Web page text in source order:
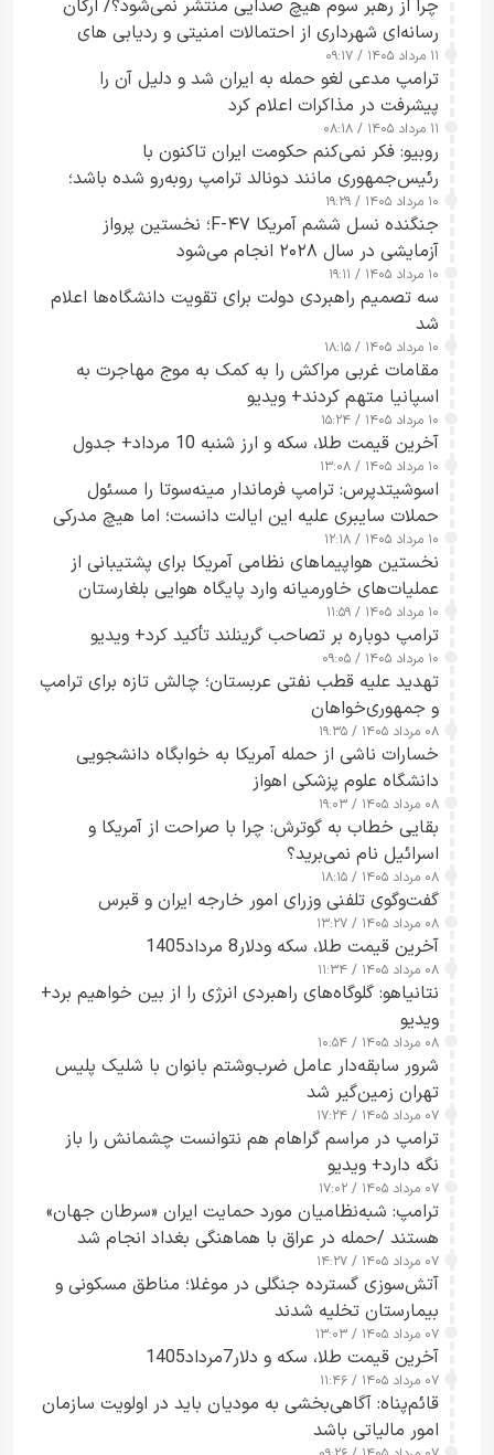
چرا از رهبر سوم هیچ صدایی منتشر نمی‌شود؟/ ارگان
رسانه‌ای شهرداری از احتمالات امنیتی و ردیابی های
جاسوسی گفت
۱۱ مرداد ۱۴۰۵ / ۰۹:۱۷
ترامپ مدعی لغو حمله به ایران شد و دلیل آن را
پیشرفت در مذاکرات اعلام کرد
۱۱ مرداد ۱۴۰۵ / ۰۸:۱۸
روبیو: فکر نمی‌کنم حکومت ایران تاکنون با
رئیس‌جمهوری مانند دونالد ترامپ روبه‌رو شده باشد؛
کسی که واقعاً دست به اقدام می‌زند
۱۰ مرداد ۱۴۰۵ / ۱۹:۲۹
جنگنده نسل ششم آمریکا F-۴۷؛ نخستین پرواز
آزمایشی در سال ۲۰۲۸ انجام می‌شود
۱۰ مرداد ۱۴۰۵ / ۱۹:۱۱
سه تصمیم راهبردی دولت برای تقویت دانشگاه‌ها اعلام
شد
۱۰ مرداد ۱۴۰۵ / ۱۸:۱۵
مقامات غربی مراکش را به کمک به موج مهاجرت به
اسپانیا متهم کردند+ ویدیو
۱۰ مرداد ۱۴۰۵ / ۱۵:۲۴
آخرین قیمت طلا، سکه و ارز شنبه 10 مرداد+ جدول
۱۰ مرداد ۱۴۰۵ / ۱۳:۰۸
اسوشیتدپرس: ترامپ فرماندار مینه‌سوتا را مسئول
حملات سایبری علیه این ایالت دانست؛ اما هیچ مدرکی
ارائه نکرد
۱۰ مرداد ۱۴۰۵ / ۱۲:۱۸
نخستین هواپیماهای نظامی آمریکا برای پشتیبانی از
عملیات‌های خاورمیانه وارد پایگاه هوایی بلغارستان
شدند
۱۰ مرداد ۱۴۰۵ / ۱۱:۵۹
ترامپ دوباره بر تصاحب گرینلند تأکید کرد+ ویدیو
۱۰ مرداد ۱۴۰۵ / ۰۹:۰۵
تهدید علیه قطب نفتی عربستان؛ چالش تازه برای ترامپ
و جمهوری‌خواهان
۰۸ مرداد ۱۴۰۵ / ۱۹:۳۵
خسارات ناشی از حمله آمریکا به خوابگاه دانشجویی
دانشگاه علوم پزشکی اهواز
۰۸ مرداد ۱۴۰۵ / ۱۹:۰۳
بقایی خطاب به گوترش: چرا با صراحت از آمریکا و
اسرائیل نام نمی‌برید؟
۰۸ مرداد ۱۴۰۵ / ۱۸:۱۵
گفت‌وگوی تلفنی وزرای امور خارجه ایران و قبرس
۰۸ مرداد ۱۴۰۵ / ۱۳:۲۷
آخرین قیمت طلا، سکه ودلار8 مرداد1405
۰۸ مرداد ۱۴۰۵ / ۱۱:۳۴
نتانیاهو: گلوگاه‌های راهبردی انرژی را از بین خواهیم برد+
ویدیو
۰۸ مرداد ۱۴۰۵ / ۱۰:۵۴
شرور سابقه‌دار عامل ضرب‌وشتم بانوان با شلیک پلیس
تهران زمین‌گیر شد
۰۷ مرداد ۱۴۰۵ / ۱۷:۲۴
ترامپ در مراسم گراهام هم نتوانست چشمانش را باز
نگه دارد+ ویدیو
۰۷ مرداد ۱۴۰۵ / ۱۷:۰۲
ترامپ: شبه‌نظامیان مورد حمایت ایران «سرطان جهان»
هستند /حمله در عراق با هماهنگی بغداد انجام شد
۰۷ مرداد ۱۴۰۵ / ۱۴:۲۷
آتش‌سوزی گسترده جنگلی در موغلا؛ مناطق مسکونی و
بیمارستان تخلیه شدند
۰۷ مرداد ۱۴۰۵ / ۱۳:۰۳
آخرین قیمت طلا، سکه و دلار7مرداد1405
۰۷ مرداد ۱۴۰۵ / ۱۱:۴۶
قائم‌پناه: آگاهی‌بخشی به مودیان باید در اولویت سازمان
امور مالیاتی باشد